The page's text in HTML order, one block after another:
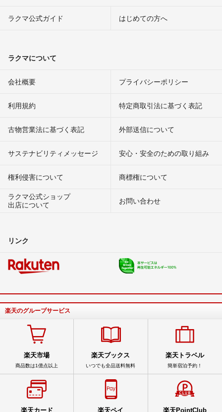
ラクマ公式ガイド はじめての方へ
ラクマについて
会社概要 プライバシーポリシー
利用規約 特定商取引法に基づく表記
古物営業法に基づく表記 外部送信について
サステナビリティメッセージ 安心・安全のための取り組み
権利侵害について
商標権について
ラクマ公式ショップ
出店について
お問い合わせ
リンク
楽天のグループサービス
楽天市場
商品数は1億点以上
楽天ブックス
いつでも全品送料無料
楽天トラベル
簡単宿泊予約！
楽天カード 楽天ペイ 楽天PointClub